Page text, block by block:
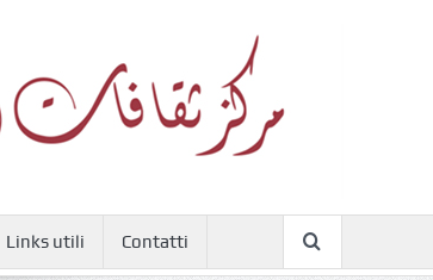
Links utili Contatti